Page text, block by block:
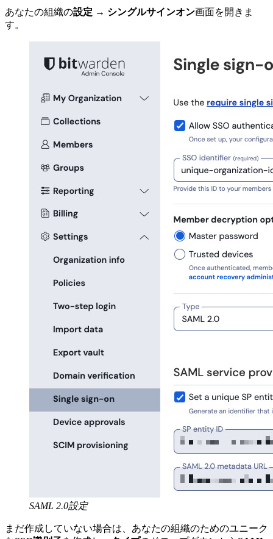
あなたの組織の設定 → シングルサインオン画面を開きま
す。
SAML 2.0設定
まだ作成していない場合は、あなたの組織のためのユニーク